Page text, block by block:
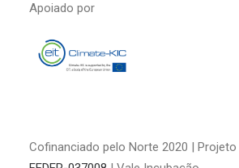
Apoiado por
Cofinanciado pelo Norte 2020 | Projeto